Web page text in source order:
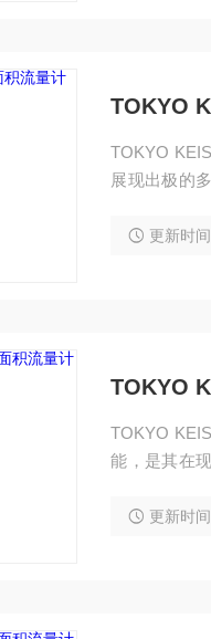
TOKYO
TOKYO
展现出极的
质凭借优异
更新时
TOKYO
TOKYO
能，是其在
杂的工业环
更新时